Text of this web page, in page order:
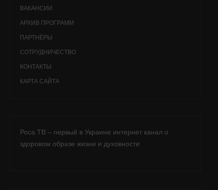
ВАКАНСИИ
АРХИВ ПРОГРАММ
ПАРТНЁРЫ
СОТРУДНИЧЕСТВО
КОНТАКТЫ
КАРТА САЙТА
Роса ТВ – первый в Украине интернет канал о
здоровом образе жизни и духовности